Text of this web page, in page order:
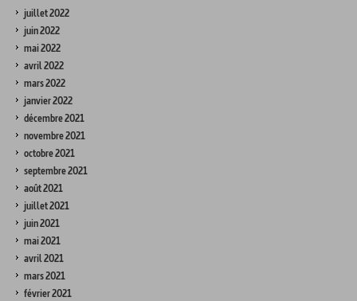
juillet 2022
juin 2022
mai 2022
avril 2022
mars 2022
janvier 2022
décembre 2021
novembre 2021
octobre 2021
septembre 2021
août 2021
juillet 2021
juin 2021
mai 2021
avril 2021
mars 2021
février 2021